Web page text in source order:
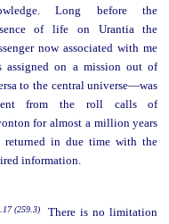
Long before the
of life on Urantia the
now associated with me
assigned on a mission out of
to the central universe—was
from the roll calls of
for almost a million years
returned in due time with the
information.
(259.3)
There is no limitation